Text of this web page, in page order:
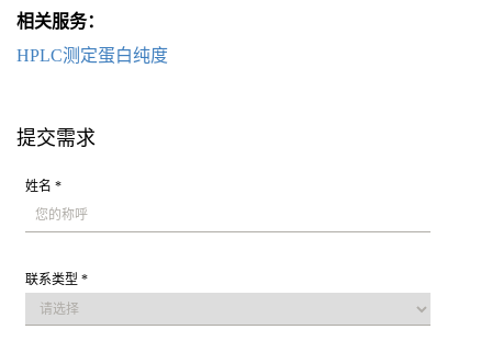
相关服务：
HPLC测定蛋白纯度
提交需求
姓名 *
联系类型 *